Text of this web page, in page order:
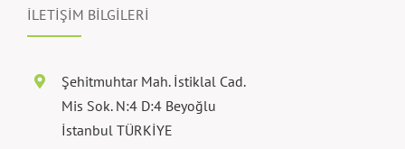
Mis Sok. N:4 D:4 Beyoğlu
İstanbul TÜRKİYE
0850 255 1915